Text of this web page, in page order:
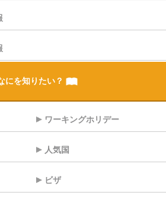
にを知りたい？
ワーキングホリデー
人気国
ビザ